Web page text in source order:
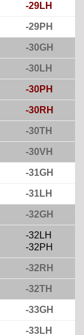
-29LH
-29PH
-30GH
-30LH
-30PH
-30RH
-30TH
-30VH
-31GH
-31LH
-32GH
-32LH
-32PH
-32RH
-32TH
-33GH
-33LH